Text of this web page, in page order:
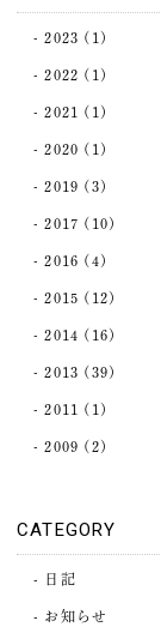
2023 (1)
2022 (1)
2021 (1)
2020 (1)
2019 (3)
2017 (10)
2016 (4)
2015 (12)
2014 (16)
2013 (39)
2011 (1)
2009 (2)
CATEGORY
日記
お知らせ